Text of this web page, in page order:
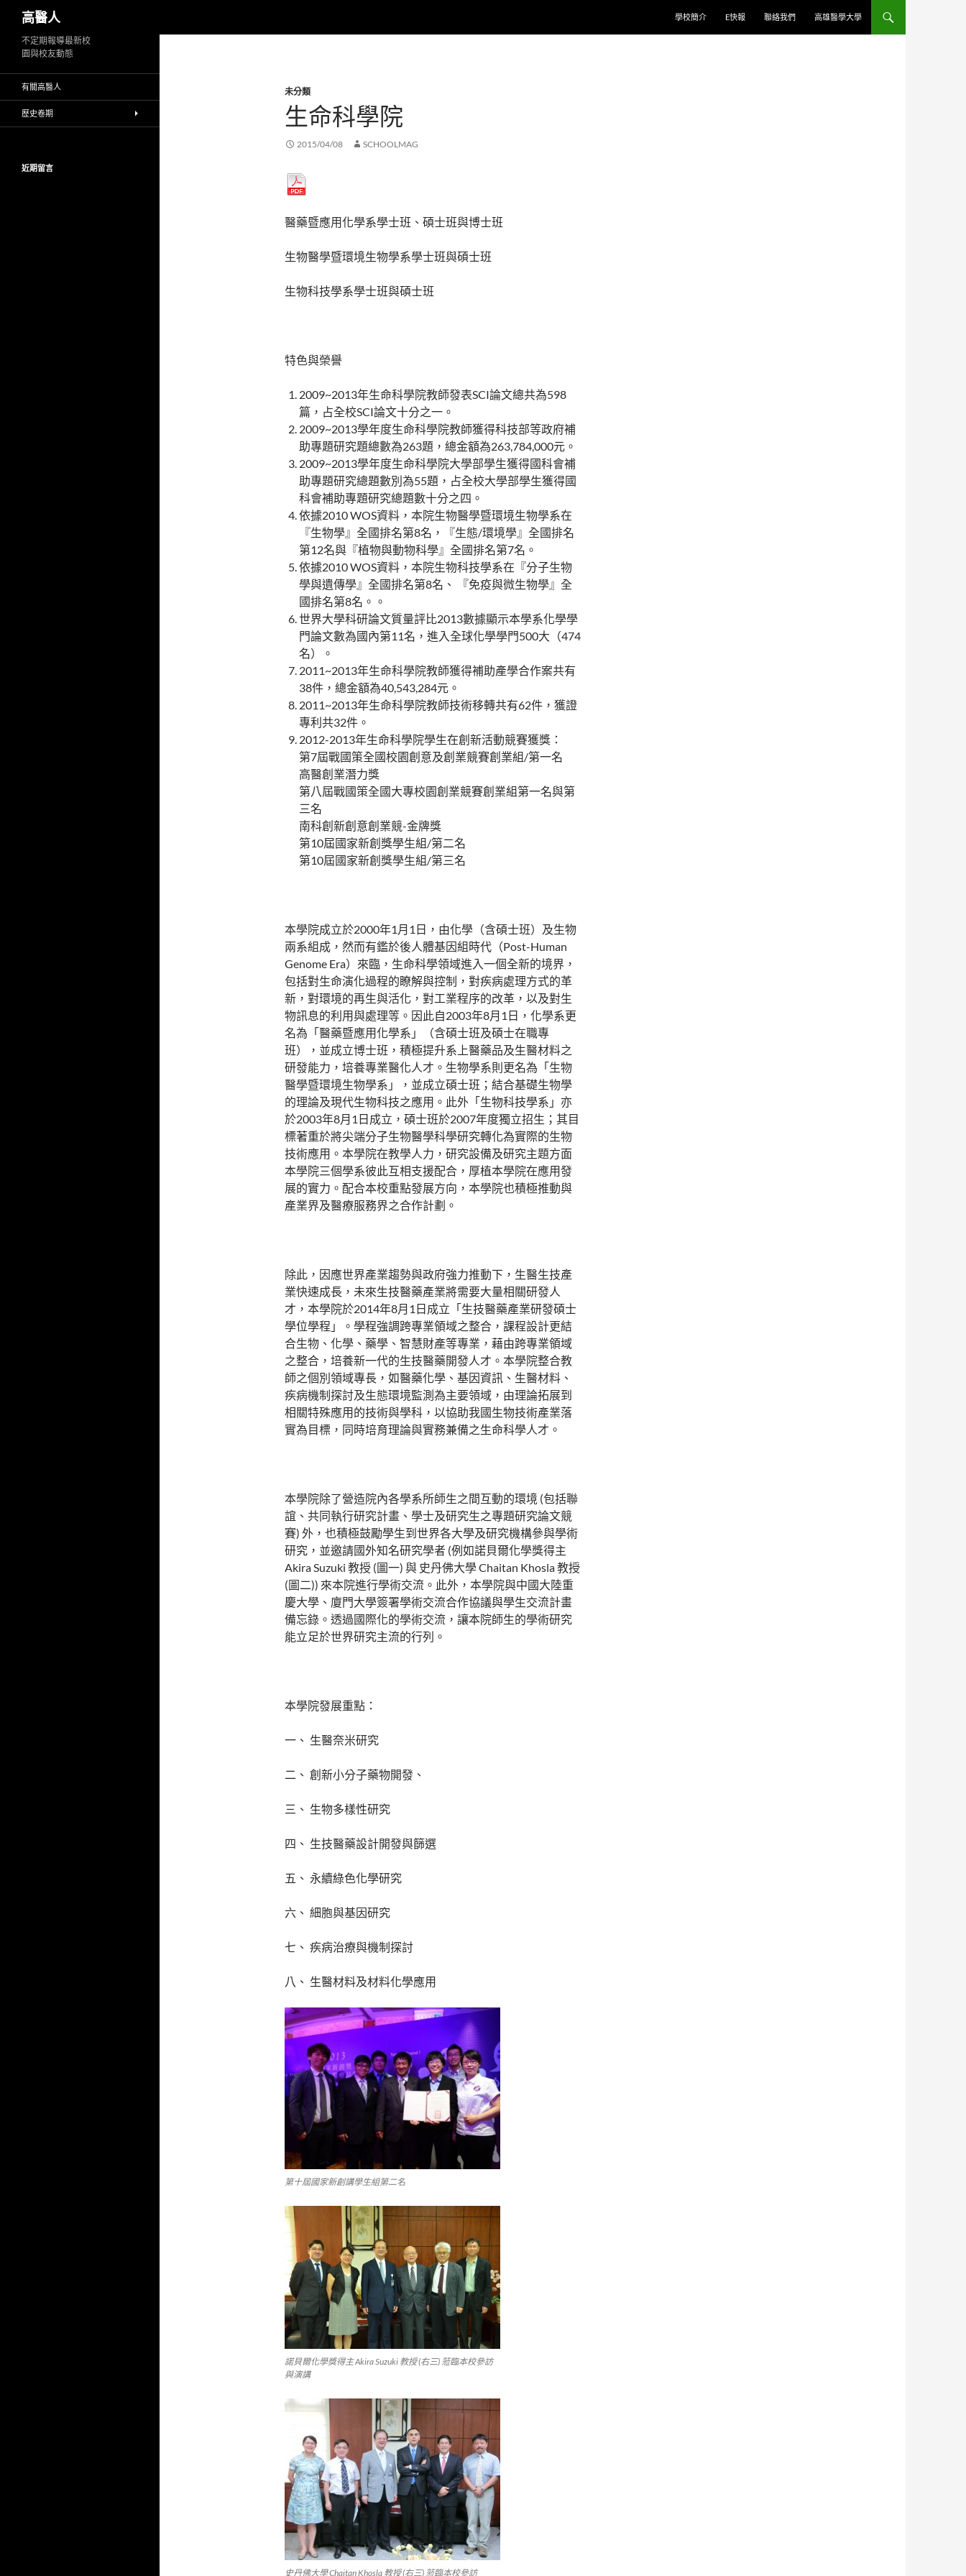
主
容
高醫人 學校簡介 E快報 聯絡我們 高雄醫學大學
未分類
生命科學院
2015/04/08 SCHOOLMAG
醫藥暨應用化學系學士班、碩士班與博士班
生物醫學暨環境生物學系學士班與碩士班
生物科技學系學士班與碩士班
特色與榮譽
2009~2013年生命科學院教師發表SCI論文總共為598
篇，占全校SCI論文十分之一。
2009~2013學年度生命科學院教師獲得科技部等政府補
助專題研究題總數為263題，總金額為263,784,000元。
2009~2013學年度生命科學院大學部學生獲得國科會補
助專題研究總題數別為55題，占全校大學部學生獲得國
科會補助專題研究總題數十分之四。
依據2010 WOS資料，本院生物醫學暨環境生物學系在
『生物學』全國排名第8名，『生態/環境學』全國排名
第12名與『植物與動物科學』全國排名第7名。
依據2010 WOS資料，本院生物科技學系在『分子生物
學與遺傳學』全國排名第8名、 『免疫與微生物學』全
國排名第8名。。
世界大學科研論文質量評比2013數據顯示本學系化學學
門論文數為國內第11名，進入全球化學學門500大（474
名）。
2011~2013年生命科學院教師獲得補助產學合作案共有
38件，總金額為40,543,284元。
2011~2013年生命科學院教師技術移轉共有62件，獲證
專利共32件。
2012-2013年生命科學院學生在創新活動競賽獲獎：
第7屆戰國策全國校園創意及創業競賽創業組/第一名
高醫創業潛力獎
第八屆戰國策全國大專校園創業競賽創業組第一名與第
三名
南科創新創意創業競-金牌獎
第10屆國家新創獎學生組/第二名
第10屆國家新創獎學生組/第三名
本學院成立於2000年1月1日，由化學（含碩士班）及生物
兩系組成，然而有鑑於後人體基因組時代（Post-Human
Genome Era）來臨，生命科學領域進入一個全新的境界，
包括對生命演化過程的瞭解與控制，對疾病處理方式的革
新，對環境的再生與活化，對工業程序的改革，以及對生
物訊息的利用與處理等。因此自2003年8月1日，化學系更
名為「醫藥暨應用化學系」（含碩士班及碩士在職專
班），並成立博士班，積極提升系上醫藥品及生醫材料之
研發能力，培養專業醫化人才。生物學系則更名為「生物
醫學暨環境生物學系」，並成立碩士班；結合基礎生物學
的理論及現代生物科技之應用。此外「生物科技學系」亦
於2003年8月1日成立，碩士班於2007年度獨立招生；其目
標著重於將尖端分子生物醫學科學研究轉化為實際的生物
技術應用。本學院在教學人力，研究設備及研究主題方面
本學院三個學系彼此互相支援配合，厚植本學院在應用發
展的實力。配合本校重點發展方向，本學院也積極推動與
產業界及醫療服務界之合作計劃。
除此，因應世界產業趨勢與政府強力推動下，生醫生技產
業快速成長，未來生技醫藥產業將需要大量相關研發人
才，本學院於2014年8月1日成立「生技醫藥產業研發碩士
學位學程」。學程強調跨專業領域之整合，課程設計更結
合生物、化學、藥學、智慧財產等專業，藉由跨專業領域
之整合，培養新一代的生技醫藥開發人才。本學院整合教
師之個別領域專長，如醫藥化學、基因資訊、生醫材料、
疾病機制探討及生態環境監測為主要領域，由理論拓展到
相關特殊應用的技術與學科，以協助我國生物技術產業落
實為目標，同時培育理論與實務兼備之生命科學人才。
本學院除了營造院內各學系所師生之間互動的環境 (包括聯
誼、共同執行研究計畫、學士及研究生之專題研究論文競
賽) 外，也積極鼓勵學生到世界各大學及研究機構參與學術
研究，並邀請國外知名研究學者 (例如諾貝爾化學獎得主
Akira Suzuki 教授 (圖一) 與 史丹佛大學 Chaitan Khosla 教授
(圖二)) 來本院進行學術交流。此外，本學院與中國大陸重
慶大學、廈門大學簽署學術交流合作協議與學生交流計畫
備忘錄。透過國際化的學術交流，讓本院師生的學術研究
能立足於世界研究主流的行列。
本學院發展重點：
一、 生醫奈米研究
二、 創新小分子藥物開發、
三、 生物多樣性研究
四、 生技醫藥設計開發與篩選
五、 永續綠色化學研究
六、 細胞與基因研究
七、 疾病治療與機制探討
八、 生醫材料及材料化學應用
第十屆國家新創講學生組第二名
諾貝爾化學獎得主 Akira Suzuki 教授 (右三) 蒞臨本校參訪
與演講
史丹佛大學 Chaitan Khosla 教授 (右三) 蒞臨本校參訪
不定期報導最新校
園與校友動態
有關高醫人
歷史卷期
近期留言